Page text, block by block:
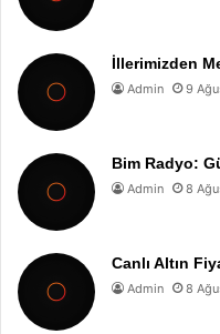
İllerimizden
Admin 9
Bim Radyo:
Admin 8
Canlı Altın
Admin 8